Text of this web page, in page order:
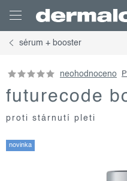
obsah
sérum + booster
neohodnoceno
futurecode
proti stárnutí pleti
novinka